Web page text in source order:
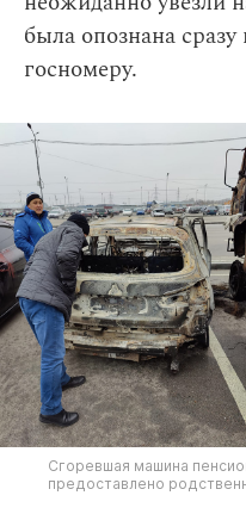
была опознана
госномеру.
Сгоревшая машина
предоставлено